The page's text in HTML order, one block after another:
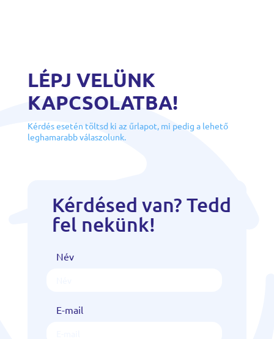
LÉPJ VELÜNK
KAPCSOLATBA!
Kérdés esetén töltsd ki az űrlapot, mi pedig a lehető
leghamarabb válaszolunk.
Kérdésed van? Tedd
fel nekünk!
Név
E-mail